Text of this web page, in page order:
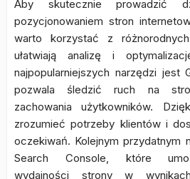
Aby skutecznie prowadzić
pozycjonowaniem stron
warto korzystać z
ułatwiają analizę i
najpopularniejszych narzędzi jest
pozwala śledzić ruch na
zachowania użytkowników.
zrozumieć potrzeby klientów i
oczekiwań. Kolejnym przydatnym
Search Console, które
wydajności strony w